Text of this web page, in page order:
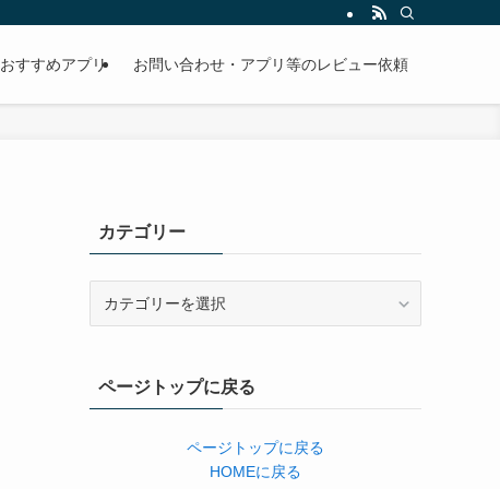
おすすめアプリ お問い合わせ・アプリ等のレビュー依頼
カテゴリー
ーページトップに戻る
ページトップに戻る
HOMEに戻る